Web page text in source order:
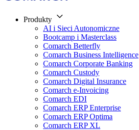
Produkty
AI i Sieci Autonomiczne
Bootcamp i Masterclass
Comarch Betterfly
Comarch Business Intelligence
Comarch Corporate Banking
Comarch Custody
Comarch Digital Insurance
Comarch e-Invoicing
Comarch EDI
Comarch ERP Enterprise
Comarch ERP Optima
Comarch ERP XL